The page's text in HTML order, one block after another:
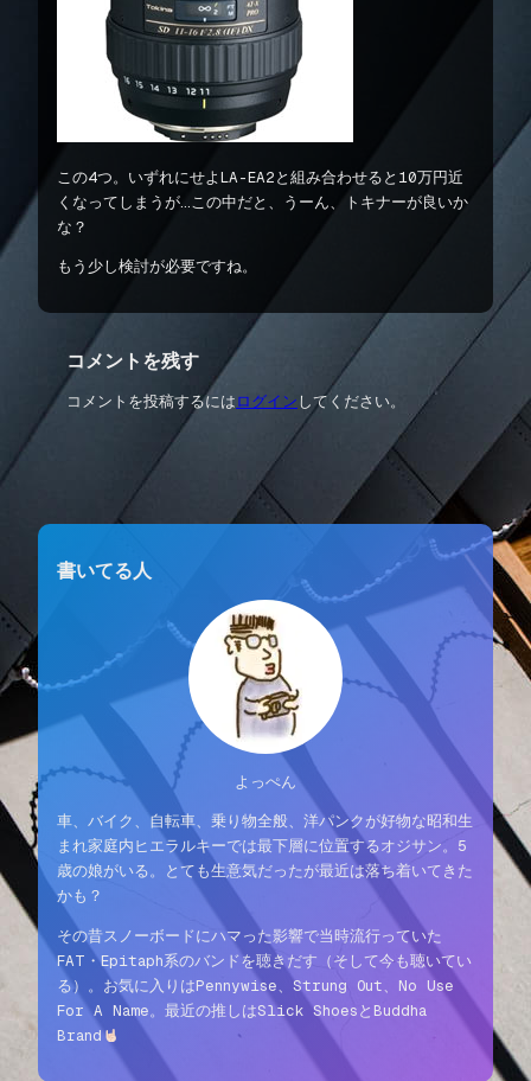
この4つ。いずれにせよLA-EA2と組み合わせると10万円近
くなってしまうが…この中だと、うーん、トキナーが良いか
な？
もう少し検討が必要ですね。
コメントを残す
コメントを投稿するには ログイン してください。
書いてる人
よっぺん
車、バイク、自転車、乗り物全般、洋パンクが好物な昭和生
まれ家庭内ヒエラルキーでは最下層に位置するオジサン。5
歳の娘がいる。とても生意気だったが最近は落ち着いてきた
かも？
その昔スノーボードにハマった影響で当時流行っていた
FAT・Epitaph系のバンドを聴きだす（そして今も聴いてい
る）。お気に入りはPennywise、Strung Out、No Use
For A Name。最近の推しはSlick ShoesとBuddha
Brand